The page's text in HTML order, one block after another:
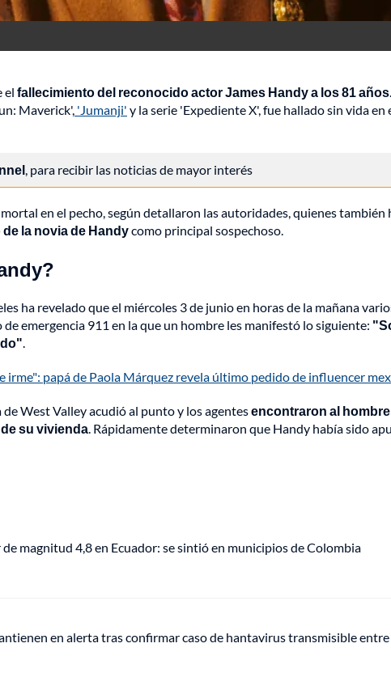
el fallecimiento del reconocido actor James Handy a los 81 años
Maverick', 'Jumanji' y la serie 'Expediente X', fue hallado sin vida
, para recibir las noticias de mayor interés
en el pecho, según detallaron las autoridades, quienes también
la novia de Handycomo principal sospechoso.
ha revelado que el miércoles 3 de junio en horas de la mañana
emergencia 911 en la que un hombre les manifestó lo siguiente:
.
irme": papá de Paola Márquez revela último pedido de influencer
West Valley acudió al punto y los agentesencontraron al
su vivienda. Rápidamente determinaron que Handy había sido
magnitud 4,8 en Ecuador: se sintió en municipios de Colombia
en alerta tras confirmar caso de hantavirus transmisible